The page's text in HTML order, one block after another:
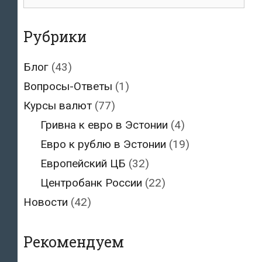
Рубрики
Блог (43)
Вопросы-Ответы (1)
Курсы валют (77)
Гривна к евро в Эстонии (4)
Евро к рублю в Эстонии (19)
Европейский ЦБ (32)
Центробанк России (22)
Новости (42)
Рекомендуем